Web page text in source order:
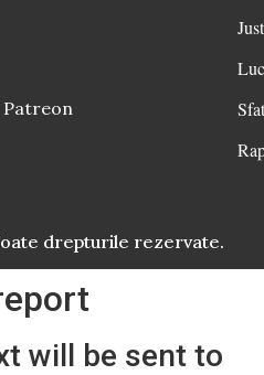
Patreon
drepturile rezervate.
will be sent to